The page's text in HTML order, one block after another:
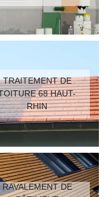
TRAITEMENT DE
68 HAUT-
RHIN
RAVALEMENT DE